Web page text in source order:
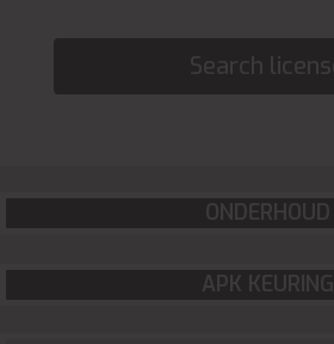
ONDERHOUD
APK KEURING